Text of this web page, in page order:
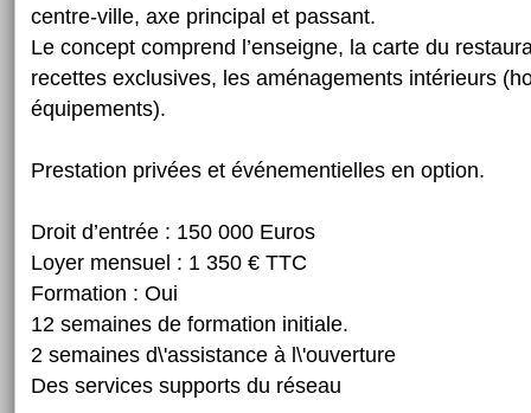
centre-ville, axe principal et passant.
Le concept comprend l’enseigne, la carte du
recettes exclusives, les aménagements intérieurs
équipements).
Prestation privées et événementielles en option.
Droit d’entrée : 150 000 Euros
Loyer mensuel : 1 350 € TTC
Formation : Oui
12 semaines de formation initiale.
2 semaines d\'assistance à l\'ouverture
Des services supports du réseau